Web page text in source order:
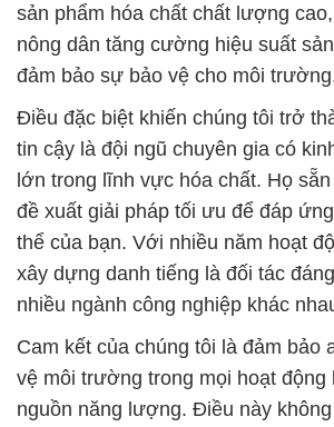
sản phẩm hóa chất chất lượng
nông dân tăng cường hiệu suất
đảm bảo sự bảo vệ cho môi
Điều đặc biệt khiến chúng tôi trở
tin cậy là đội ngũ chuyên gia có
lớn trong lĩnh vực hóa chất. Họ
đề xuất giải pháp tối ưu để đáp
thể của bạn. Với nhiều năm hoạt
xây dựng danh tiếng là đối tác
nhiều ngành công nghiệp khác
Cam kết của chúng tôi là đảm bảo
vệ môi trường trong mọi hoạt động
nguồn năng lượng. Điều này